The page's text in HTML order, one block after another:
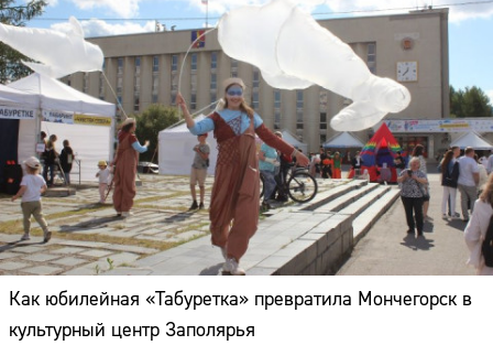
Как юбилейная «Табуретка» превратила Мончегорск в
культурный центр Заполярья